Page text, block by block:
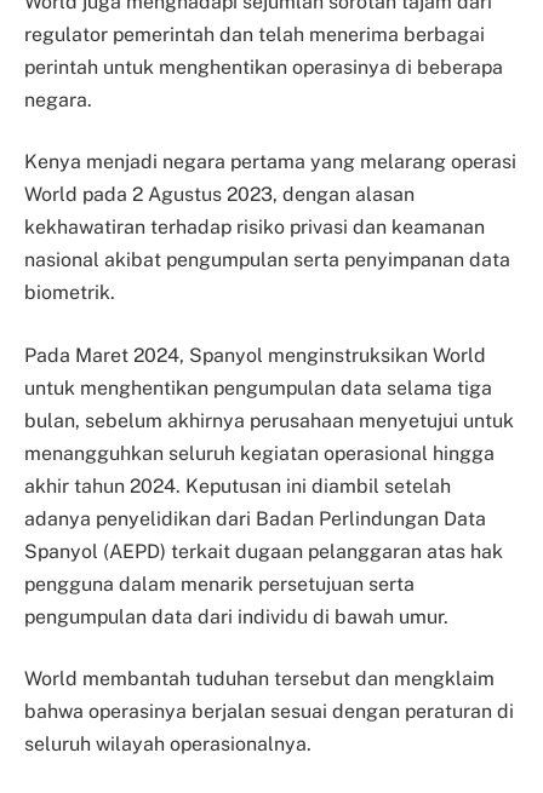
regulator pemerintah dan telah menerima berbagai
perintah untuk menghentikan operasinya di beberapa
negara.
Kenya menjadi negara pertama yang melarang operasi
World pada 2 Agustus 2023, dengan alasan
kekhawatiran terhadap risiko privasi dan keamanan
nasional akibat pengumpulan serta penyimpanan data
biometrik.
Pada Maret 2024, Spanyol menginstruksikan World
untuk menghentikan pengumpulan data selama tiga
bulan, sebelum akhirnya perusahaan menyetujui untuk
menangguhkan seluruh kegiatan operasional hingga
akhir tahun 2024. Keputusan ini diambil setelah
adanya penyelidikan dari Badan Perlindungan Data
Spanyol (AEPD) terkait dugaan pelanggaran atas hak
pengguna dalam menarik persetujuan serta
pengumpulan data dari individu di bawah umur.
World membantah tuduhan tersebut dan mengklaim
bahwa operasinya berjalan sesuai dengan peraturan di
seluruh wilayah operasionalnya.